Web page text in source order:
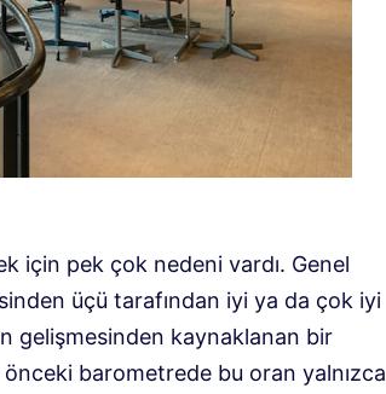
için pek çok nedeni vardı. Genel
üçü tarafından iyi ya da çok iyi
gelişmesinden kaynaklanan bir
barometrede bu oran yalnızca